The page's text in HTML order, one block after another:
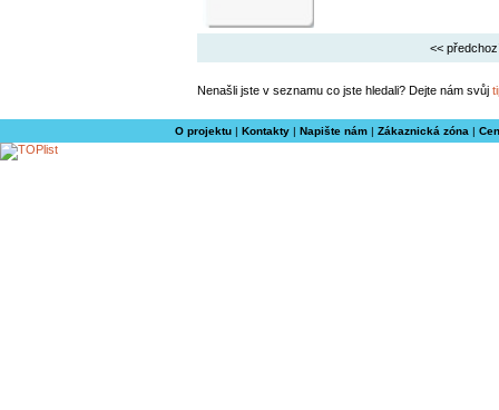
<<
Nenašli jste v seznamu co jste hledali? Dejte nám svůj
O projektu| Kontakty| Napište nám| Zákaznická zóna |